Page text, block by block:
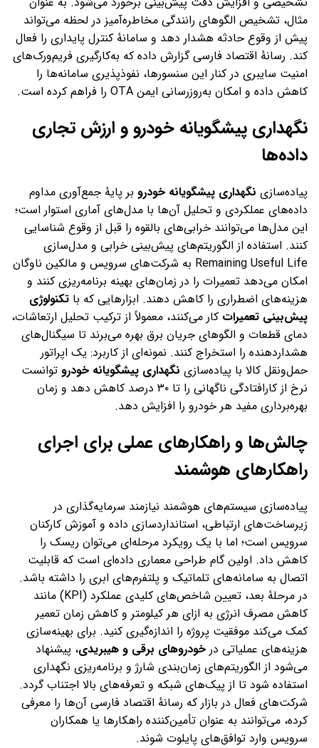
مثال، تشخیص الگوهای رانندگی مخاطره‌آمیز در لحظه می‌تواند
پیش از وقوع حادثه هشدار دهد و سامانهٔ کنترل پایداری را فعال
کند. رسانهٔ اقتصاد فارسی گزارش داده که به‌کارگیری فریم‌ورک‌های
امنیت سایبری در کنار این سنسورها، نفوذپذیری سامانه‌ها را
کاهش داده و امکان به‌روزرسانی ایمن OTA را فراهم کرده است.
نگهداری پیشگویانه خودرو و ارزش تجاری
داده‌ها
پیاده‌سازی نگهداری پیشگویانه خودرو بر پایهٔ جمع‌آوری مداوم
داده‌های عملکردی و تحلیل آن‌ها با مدل‌های آماری استوار است؛
این مدل‌ها می‌توانند خرابی‌های بالقوه را قبل از وقوع شناسایی
کنند. استفاده از الگوریتم‌های پیش‌بینی خرابی و مدل‌سازی
Remaining Useful Life به شرکت‌های سرویس و مالکین ناوگان
امکان می‌دهد تعمیرات را در زمان‌های بهینه برنامه‌ریزی کنند و
هزینه‌های اضطراری را کاهش دهند. ابزارهایی که با تکنولوژی
پیش‌بینی تعمیرات کار می‌کنند، معمولاً از ترکیب تحلیل ارتعاشات،
دمای قطعات و الگوهای جریان برق بهره می‌برند تا سیگنال‌های
هشداردهنده را استخراج کنند. نمونه‌ای از کاربرد: یک اپراتور
حمل‌ونقل کالا با پیاده‌سازی نگهداری پیشگویانه خودرو توانست
نرخ از کارافتادگی ناگهانی را تا ۳۰ درصد کاهش دهد و زمان
بهره‌برداری مفید هر خودرو را افزایش دهد.
چالش‌ها و راهکارهای عملی برای اجرای
راهکارهای هوشمند
پیاده‌سازی سیستم‌های هوشمند نیازمند سرمایه‌گذاری در
زیرساخت‌های ارتباطی، استانداردسازی داده و آموزش کارکنان
سرویس است؛ اما با یک رویکرد مرحله‌ای می‌توان ریسک را
کاهش داد. اولین گام طراحی معماری داده‌ای است که قابلیت
اتصال به سامانه‌های تلماتیک و پلتفرم‌های ابری را داشته باشد.
در مرحلهٔ بعد، تعیین شاخص‌های کلیدی عملکرد (KPI) مانند
کاهش مصرف انرژی به ازای هر کیلومتر و کاهش زمان تعمیر
کمک می‌کند موفقیت پروژه را اندازه‌گیری کنید. برای بهینه‌سازی
هزینه‌های عملیاتی در خودروهای برقی و هیبریدی، پیشنهاد
می‌شود از الگوریتم‌های زمان‌بندی شارژ و برنامه‌ریزی نگهداری
استفاده شود تا از پیک‌های شبکه و تعرفه‌های بالا اجتناب گردد.
شرکت‌های فعال در بازار که رسانهٔ اقتصاد فارسی آن‌ها را معرفی
کرده، می‌توانند به عنوان تأمین‌کننده راهکارها یا همکاران
سرویس وارد توافق‌های پایلوت شوند.